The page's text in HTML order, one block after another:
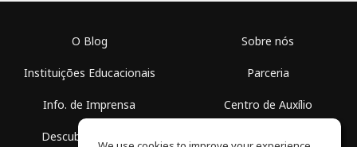
O Blog
Instituições Educacionais
Info. de Imprensa
Descubra Espaços
Sobre nós
Parceria
Centro de Auxílio